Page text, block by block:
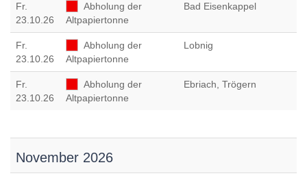
Fr.
23.10.26
Abholung der
Altpapiertonne
Bad Eisenkappel
Fr.
23.10.26
Abholung der
Altpapiertonne
Lobnig
Fr.
23.10.26
Abholung der
Altpapiertonne
Ebriach, Trögern
November 2026